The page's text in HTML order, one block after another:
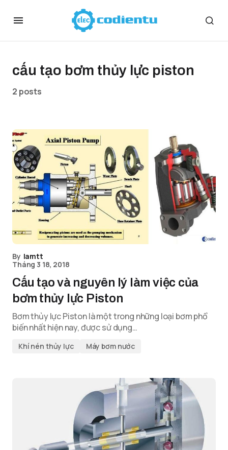
cấu tạo bơm thủy lực piston
2 posts
By lamtt
Tháng 3 18, 2018
Cấu tạo và nguyên lý làm việc của
bơm thủy lực Piston
Bơm thủy lực Piston là một trong những loại bơm phổ
biến nhất hiện nay, được sử dụng…
Khí nén thủy lực Máy bơm nước